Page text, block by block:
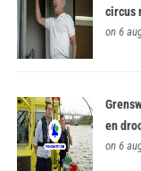
circus
on 6
en
on 6